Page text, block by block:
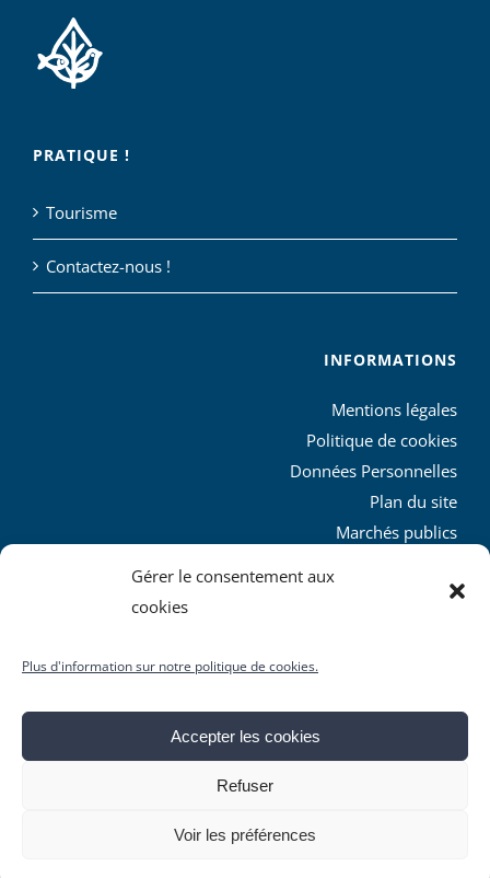
Gérer le consentement aux
cookies
Plus d'information sur notre politique de cookies.
Accepter les cookies
Refuser
Voir les préférences
PRATIQUE !
Tourisme
Contactez-nous !
INFORMATIONS
Mentions légales
Politique de cookies
Données Personnelles
Plan du site
Marchés publics
L’agglo recrute
réservés
Facebook
X YouTubeInstagram